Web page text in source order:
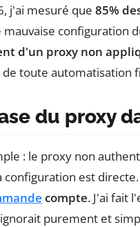
j'ai mesuré que 85%
configuration
d'un proxy non
toute automatisation
du proxy
: le proxy non
configuration est
compte. J'ai fait
purement et